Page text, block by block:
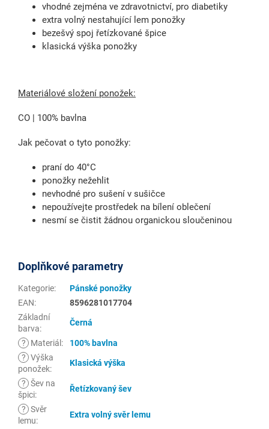
vhodné zejména ve zdravotnictví, pro diabetiky
extra volný nestahující lem ponožky
bezešvý spoj řetízkované špice
klasická výška ponožky
Materiálové složení ponožek:
CO | 100% bavlna
Jak pečovat o tyto ponožky:
praní do 40°C
ponožky nežehlit
nevhodné pro sušení v sušičce
nepoužívejte prostředek na bílení oblečení
nesmí se čistit žádnou organickou sloučeninou
Doplňkové parametry
Kategorie:
Pánské ponožky
EAN:
8596281017704
Základní
barva:
Černá
? Materiál :
100% bavlna
? Výška
ponožek:
Klasická výška
? Šev na
špici:
Řetízkovaný šev
? Svěr
lemu:
Extra volný svěr lemu